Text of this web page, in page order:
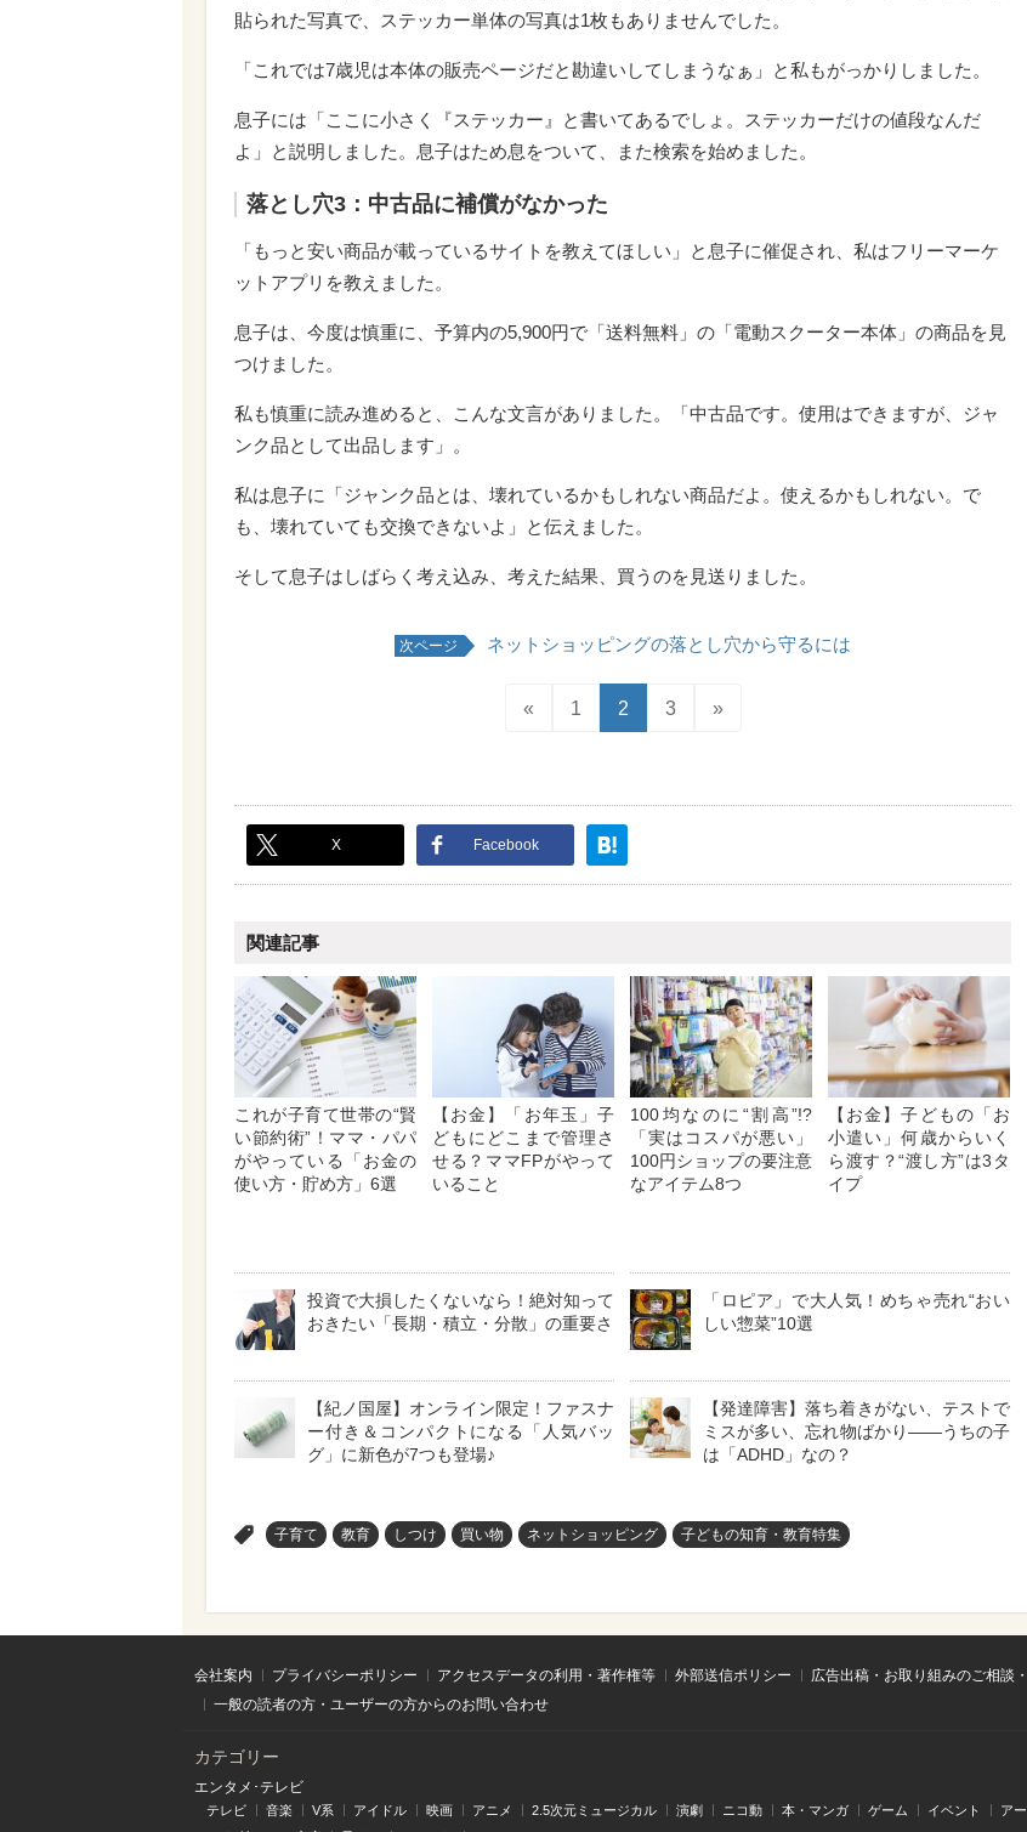
貼られた写真で、ステッカー単体の写真は1枚もありませんでした。
「これでは7歳児は本体の販売ページだと勘違いしてしまうなぁ」と私もがっかりしました。
息子には「ここに小さく『ステッカー』と書いてあるでしょ。ステッカーだけの値段なんだ
よ」と説明しました。息子はため息をついて、また検索を始めました。
落とし穴3：中古品に補償がなかった
「もっと安い商品が載っているサイトを教えてほしい」と息子に催促され、私はフリーマーケ
ットアプリを教えました。
息子は、今度は慎重に、予算内の5,900円で「送料無料」の「電動スクーター本体」の商品を見
つけました。
私も慎重に読み進めると、こんな文言がありました。「中古品です。使用はできますが、ジャ
ンク品として出品します」。
私は息子に「ジャンク品とは、壊れているかもしれない商品だよ。使えるかもしれない。で
も、壊れていても交換できないよ」と伝えました。
そして息子はしばらく考え込み、考えた結果、買うのを見送りました。
次ページ ネットショッピングの落とし穴から守るには
« 1 2 3 »
X Facebook
関連記事
これが子育て世帯の“賢
い節約術”！ママ・パパ
がやっている「お金の
使い方・貯め方」6選
【お金】「お年玉」子
どもにどこまで管理さ
せる？ママFPがやって
いること
100均なのに“割高”!?
「実はコスパが悪い」
100円ショップの要注意
なアイテム8つ
【お金】子どもの「お
小遣い」何歳からいく
ら渡す？“渡し方”は3タ
イプ
投資で大損したくないなら！絶対知って
おきたい「長期・積立・分散」の重要さ
「ロピア」で大人気！めちゃ売れ“おい
しい惣菜”10選
【紀ノ国屋】オンライン限定！ファスナ
ー付き＆コンパクトになる「人気バッ
グ」に新色が7つも登場♪
【発達障害】落ち着きがない、テストで
ミスが多い、忘れ物ばかり――うちの子
は「ADHD」なの？
子育て 教育 しつけ 買い物 ネットショッピング 子どもの知育・教育特集
会社案内 プライバシーポリシー アクセスデータの利用・著作権等 外部送信ポリシー
広告出稿・お取り組みのご相談
一般の読者の方・ユーザーの方からのお問い合わせ
カテゴリー
エンタメ･テレビ
テレビ 音楽 V系 アイドル 映画 アニメ 2.5次元ミュージカル 演劇 ニコ動 本・マンガ ゲーム イベント ア